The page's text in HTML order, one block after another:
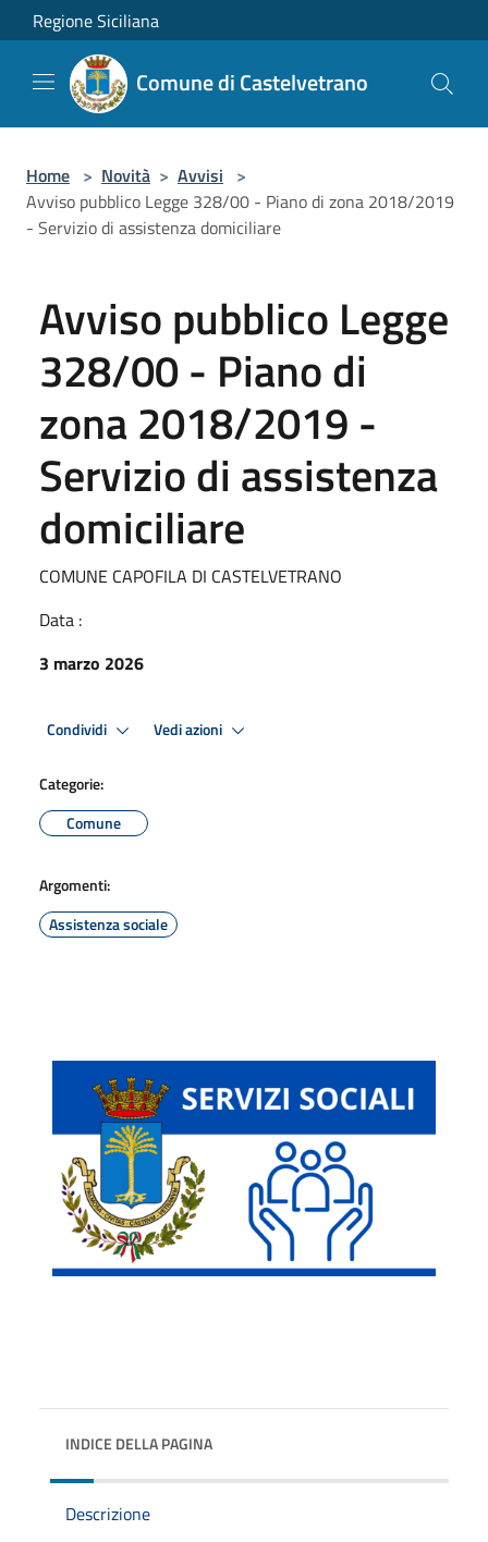
Salta al contenuto principale
Regione Siciliana
Comune di Castelvetrano
Home > Novità > Avvisi >
Avviso pubblico Legge 328/00 - Piano di zona 2018/2019
- Servizio di assistenza domiciliare
Avviso pubblico Legge
328/00 - Piano di
zona 2018/2019 -
Servizio di assistenza
domiciliare
COMUNE CAPOFILA DI CASTELVETRANO
Data :
3 marzo 2026
Condividi Vedi azioni
Categorie:
Comune
Argomenti:
Assistenza sociale
INDICE DELLA PAGINA
Descrizione